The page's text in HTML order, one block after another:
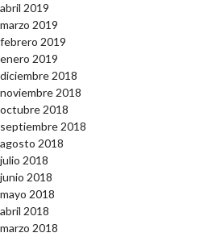
abril 2019
marzo 2019
febrero 2019
enero 2019
diciembre 2018
noviembre 2018
octubre 2018
septiembre 2018
agosto 2018
julio 2018
junio 2018
mayo 2018
abril 2018
marzo 2018